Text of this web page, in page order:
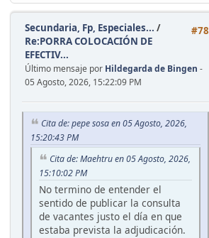
#78
Secundaria, Fp, Especiales... /
Re:PORRA COLOCACIÓN DE
EFECTIV...
Último mensaje por Hildegarda de Bingen -
05 Agosto, 2026, 15:22:09 PM
Cita de: pepe sosa en 05 Agosto, 2026,
15:20:43 PM
Cita de: Maehtru en 05 Agosto, 2026,
15:10:02 PM
No termino de entender el
sentido de publicar la consulta
de vacantes justo el día en que
estaba prevista la adjudicación.